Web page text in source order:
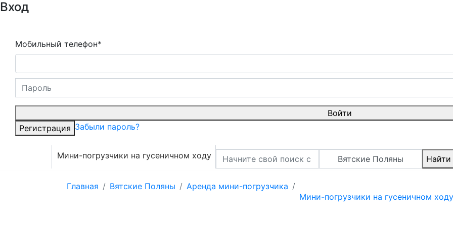
Вход
Мобильный телефон*
Войти
Регистрация Забыли пароль?
Мини-погрузчики на гусеничном ходу Вятские Поляны Найти
Главная Вятские Поляны
Аренда мини-погрузчика
Мини-погрузчики на гусеничном ходу